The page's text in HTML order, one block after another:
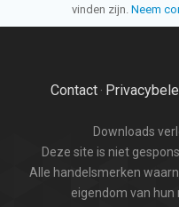
vinden zijn. Neem
Contact·
Downloads
Deze site is niet
Alle handelsmerken
eigendom van hun